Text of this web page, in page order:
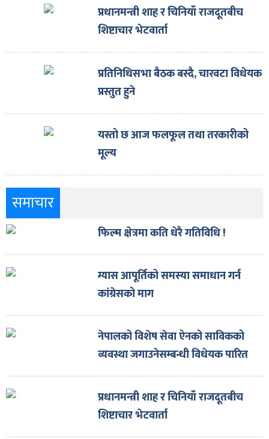
प्रधानमन्त्री शाह र चिनियाँ राजदूतबीच
शिष्टाचार भेटवार्ता
प्रतिनिधिसभा बैठक बस्दै, चारवटा विधेयक
प्रस्तुत हुने
यस्तो छ आज फलफूल तथा तरकारीको
मूल्य
समाचार
फिल्म क्षेत्रमा कति धेरै गतिविधि !
ग्यास आपूर्तिको समस्या समाधान गर्न
कांग्रेसको माग
नेपालको विशेष सेवा ऐनको साविकको
व्यवस्था जगाउनेसम्बन्धी विधेयक पारित
प्रधानमन्त्री शाह र चिनियाँ राजदूतबीच
शिष्टाचार भेटवार्ता